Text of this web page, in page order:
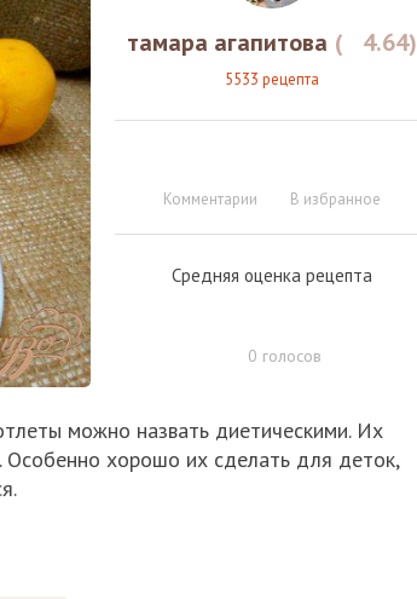
тамара агапитова ( 4.64)
5533 рецепта
Комментарии В избранное
Средняя оценка рецепта
0 голосов
можно назвать диетическими. Их
Особенно хорошо их сделать для деток,